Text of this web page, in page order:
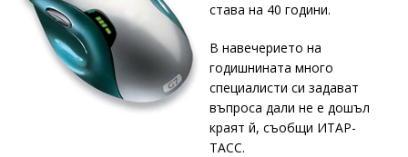
става на 40 години.
В навечерието на
годишнината много
специалисти си задават
въпроса дали не е дошъл
краят й, съобщи ИТАР-
ТАСС.